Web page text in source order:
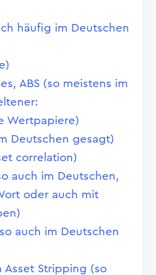
häufig im Deutschen
ABS (so meistens im
Wertpapiere)
Deutschen gesagt)
correlation)
auch im Deutschen,
oder auch mit
auch im Deutschen
Asset Stripping (so